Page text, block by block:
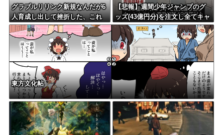
グラブルリリンク新規なんだが6
人育成し出して挫折した、これ
全キャラ育成するのにどんだけ
かかるの？
【悲報】週間少年ジャンプのグ
ッズ(43億円分)を注文し全てキャ
ンセルした女逮捕ｗｗｗｗｗｗ
ｗｗ
東方文化帖